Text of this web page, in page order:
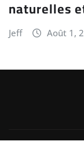
naturelles
Jeff Août 1,